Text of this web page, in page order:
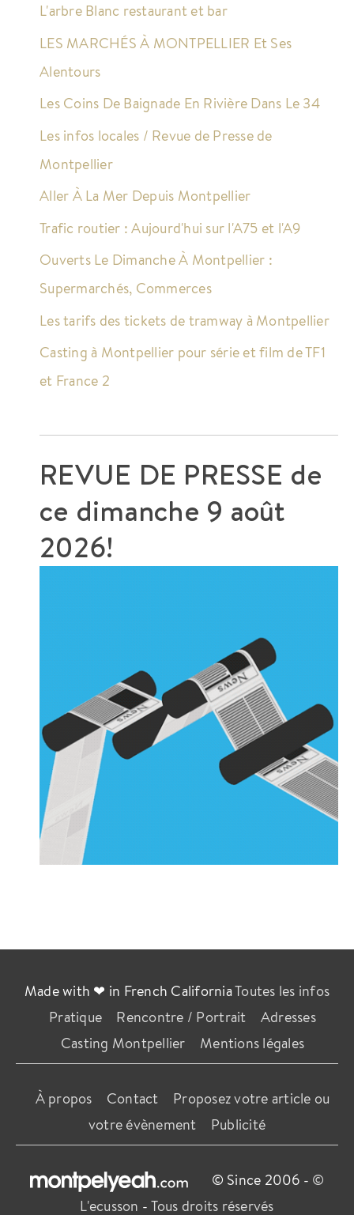
L'arbre Blanc restaurant et bar
LES MARCHÉS À MONTPELLIER Et Ses
Alentours
Les Coins De Baignade En Rivière Dans Le 34
Les infos locales / Revue de Presse de
Montpellier
Aller À La Mer Depuis Montpellier
Trafic routier : Aujourd'hui sur l'A75 et l'A9
Ouverts Le Dimanche À Montpellier :
Supermarchés, Commerces
Les tarifs des tickets de tramway à Montpellier
Casting à Montpellier pour série et film de TF1
et France 2
REVUE DE PRESSE de
ce dimanche 9 août
2026!
Made with ❤ in French CaliforniaToutes les infos
Pratique
Rencontre / Portrait
Adresses
Casting Montpellier
Mentions légales
À propos Contact
Proposez votre article ou
votre évènement
Publicité
© Since 2006 - ©
L'ecusson - Tous droits réservés